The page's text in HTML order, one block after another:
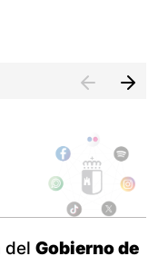
del Gobierno de